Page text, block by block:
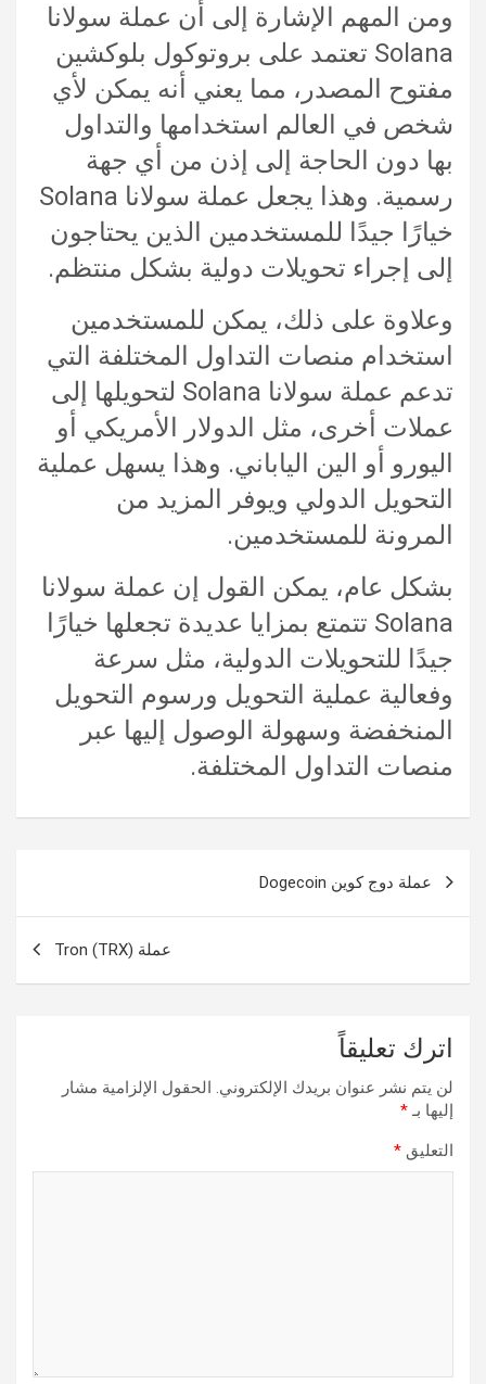
ومن المهم الإشارة إلى أن عملة سولانا
Solana تعتمد على بروتوكول بلوكشين
مفتوح المصدر، مما يعني أنه يمكن لأي
شخص في العالم استخدامها والتداول
بها دون الحاجة إلى إذن من أي جهة
رسمية. وهذا يجعل عملة سولانا Solana
خيارًا جيدًا للمستخدمين الذين يحتاجون
إلى إجراء تحويلات دولية بشكل منتظم.
وعلاوة على ذلك، يمكن للمستخدمين
استخدام منصات التداول المختلفة التي
تدعم عملة سولانا Solana لتحويلها إلى
عملات أخرى، مثل الدولار الأمريكي أو
اليورو أو الين الياباني. وهذا يسهل عملية
التحويل الدولي ويوفر المزيد من
المرونة للمستخدمين.
بشكل عام، يمكن القول إن عملة سولانا
Solana تتمتع بمزايا عديدة تجعلها خيارًا
جيدًا للتحويلات الدولية، مثل سرعة
وفعالية عملية التحويل ورسوم التحويل
المنخفضة وسهولة الوصول إليها عبر
منصات التداول المختلفة.
المقالات
عملة دوج كوين Dogecoin
عملة Tron (TRX)
اترك تعليقاً
لن يتم نشر عنوان بريدك الإلكتروني. الحقول الإلزامية مشار
إليها بـ*
التعليق *